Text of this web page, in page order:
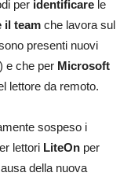
per identificare le
il team che lavora sul
presenti nuovi
e che per Microsoft
lettore da remoto.
sospeso i
lettori LiteOn per
della nuova